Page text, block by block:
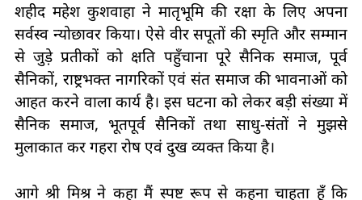
शहीद महेश कुशवाहा ने मातृभूमि की रक्षा के लिए अपना
सर्वस्व न्योछावर किया। ऐसे वीर सपूतों की स्मृति और सम्मान
से जुड़े प्रतीकों को क्षति पहुँचाना पूरे सैनिक समाज, पूर्व
सैनिकों, राष्ट्रभक्त नागरिकों एवं संत समाज की भावनाओं को
आहत करने वाला कार्य है। इस घटना को लेकर बड़ी संख्या में
सैनिक समाज, भूतपूर्व सैनिकों तथा साधु-संतों ने मुझसे
मुलाकात कर गहरा रोष एवं दुख व्यक्त किया है।
आगे श्री मिश्र ने कहा मैं स्पष्ट रूप से कहना चाहता हूँ कि